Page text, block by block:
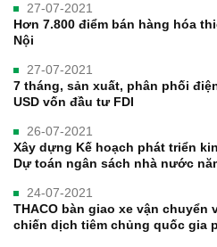
27-07-2021
Hơn 7.800 điểm bán hàng hóa
Nội
27-07-2021
7 tháng, sản xuất, phân phối
USD vốn đầu tư FDI
26-07-2021
Xây dựng Kế hoạch phát triển
Dự toán ngân sách nhà nước
24-07-2021
THACO bàn giao xe vận chuyển
chiến dịch tiêm chủng quốc gia